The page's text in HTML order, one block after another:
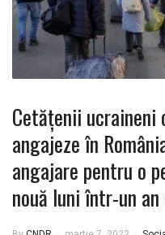
Cetățenii ucraineni
angajeze în
angajare pentru o
nouă luni într-un